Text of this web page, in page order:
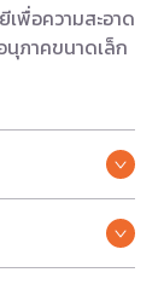
เพื่อความสะอาด
นุภาคขนาดเล็ก